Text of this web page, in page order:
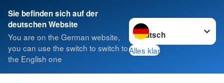
Sie befinden sich auf der
deutschen Website
You are on the German website,
you can use the switch to switch to
the English one
Sprache wechseln zu
Alles klar